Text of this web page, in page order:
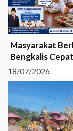
Masyarakat
Bengkalis
18/07/2026